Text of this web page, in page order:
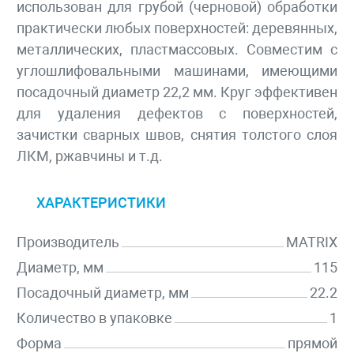
использован для грубой (черновой) обработки
практически любых поверхностей: деревянных,
металлических, пластмассовых. Совместим с
углошлифовальными машинами, имеющими
посадочный диаметр 22,2 мм. Круг эффективен
для удаления дефектов с поверхностей,
зачистки сварных швов, снятия толстого слоя
ЛКМ, ржавчины и т.д.
ХАРАКТЕРИСТИКИ
Производитель
MATRIX
Диаметр, мм
115
Посадочный диаметр, мм
22.2
Количество в упаковке
1
Форма
прямой